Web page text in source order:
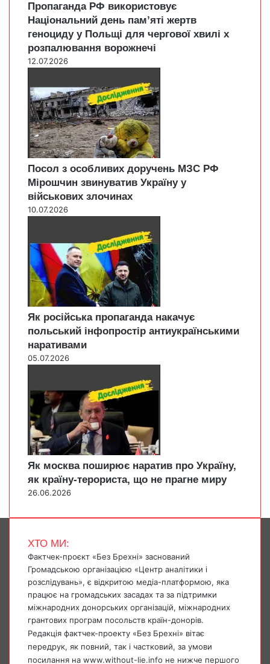
Пропаганда РФ використовує
Національний день пам’яті жертв
геноциду у Польщі для чергової хвилі х
розпалювання ворожнечі
12.07.2026
Посол з особливих доручень МЗС РФ
Мірошчин звинуватив Україну у
військових злочинах
10.07.2026
Як російська пропаганда накачує
польський інфопростір антиукраїнськими
наративами
05.07.2026
Як москва поширює наратив про Україну,
як країну-терориста, що не прагне миру
26.06.2026
ХТО МИ:
Фактчек-проєкт «Без Брехні» заснований
Громадською організацією «Центр аналітики і
розслідувань», є відкритою медіа-платформою, яка
працює на громадських засадах та за підтримки
міжнародних донорських організацій, міжнародних
грантових програм посольств країн-донорів.
Редакція фактчек-проекту «Без Брехні» вітає
передрук, як повний, так і частковий, за умови
посилання на www.without-lie.info не нижче першого